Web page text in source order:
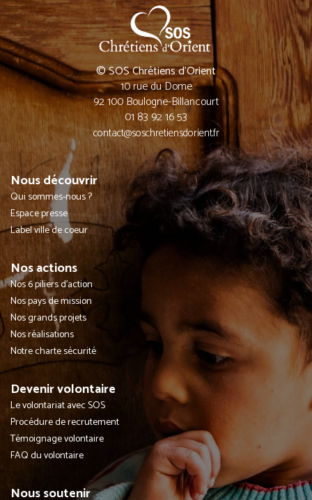
© SOS Chrétiens d’Orient
10 rue du Dome
92 100 Boulogne-Billancourt
01 83 92 16 53
contact@soschretiensdorient.fr
Nous découvrir
Qui sommes-nous ?
Espace presse
Label ville de coeur
Nos actions
Nos 6 piliers d'action
Nos pays de mission
Nos grands projets
Nos réalisations
Notre charte sécurité
Devenir volontaire
Le volontariat avec SOS
Procédure de recrutement
Témoignage volontaire
FAQ du volontaire
Nous soutenir